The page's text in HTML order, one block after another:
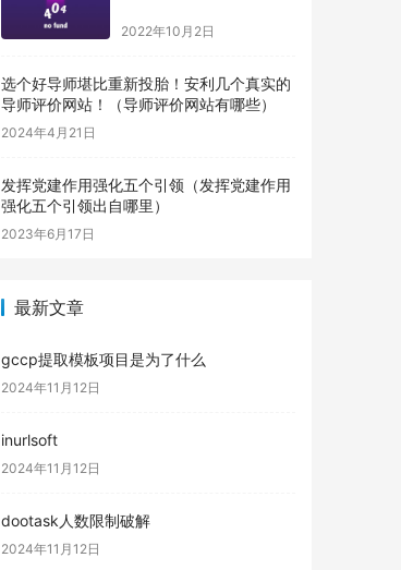
放顺序）
2022年10月2日
选个好导师堪比重新投胎！安利几个真实的
导师评价网站！（导师评价网站有哪些）
2024年4月21日
发挥党建作用强化五个引领（发挥党建作用
强化五个引领出自哪里）
2023年6月17日
最新文章
gccp提取模板项目是为了什么
2024年11月12日
inurlsoft
2024年11月12日
dootask人数限制破解
2024年11月12日